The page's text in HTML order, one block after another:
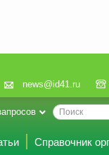
news@id41.ru
Справочник